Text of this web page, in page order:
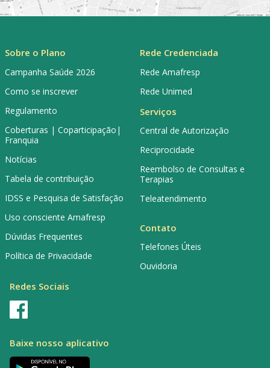
Sobre o Plano
Campanha Saúde 2026
Como se inscrever
Regulamento
Coberturas | Coparticipação|
Franquia
Notícias
Tabela de contribuição
IDSS e Pesquisa de Satisfação
Uso consciente Amafresp
Dúvidas Frequentes
Política de Privacidade
Rede Credenciada
Rede Amafresp
Rede Unimed
Serviços
Central de Autorização
Reciprocidade
Reembolso de Consultas e
Terapias
Teleatendimento
Contato
Telefones Úteis
Ouvidoria
Redes Sociais
Baixe nosso aplicativo